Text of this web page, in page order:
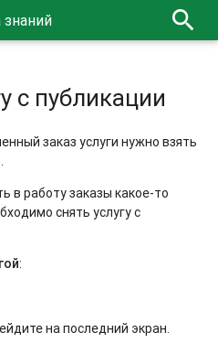
знаний search
с публикации
заказ услуги нужно взять
в работу заказы какое-то
снять услугу с
:
на последний экран.